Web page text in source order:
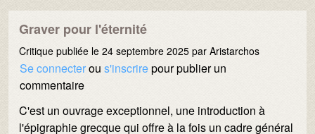
CRITIQUES
Graver pour l'éternité
Critique publiée le 24 septembre 2025 par Aristarchos
Se connecterou s'inscrirepour publier un
commentaire
C'est un ouvrage exceptionnel, une introduction à
l'épigraphie grecque qui offre à la fois un cadre général